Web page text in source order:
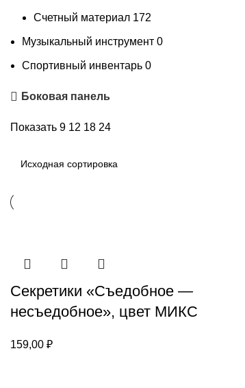
Счетный материал 172
Музыкальный инструмент 0
Спортивный инвентарь 0
Боковая панель
Показать 9 12 18 24
Секретики «Съедобное —
несъедобное», цвет МИКС
159,00 ₽